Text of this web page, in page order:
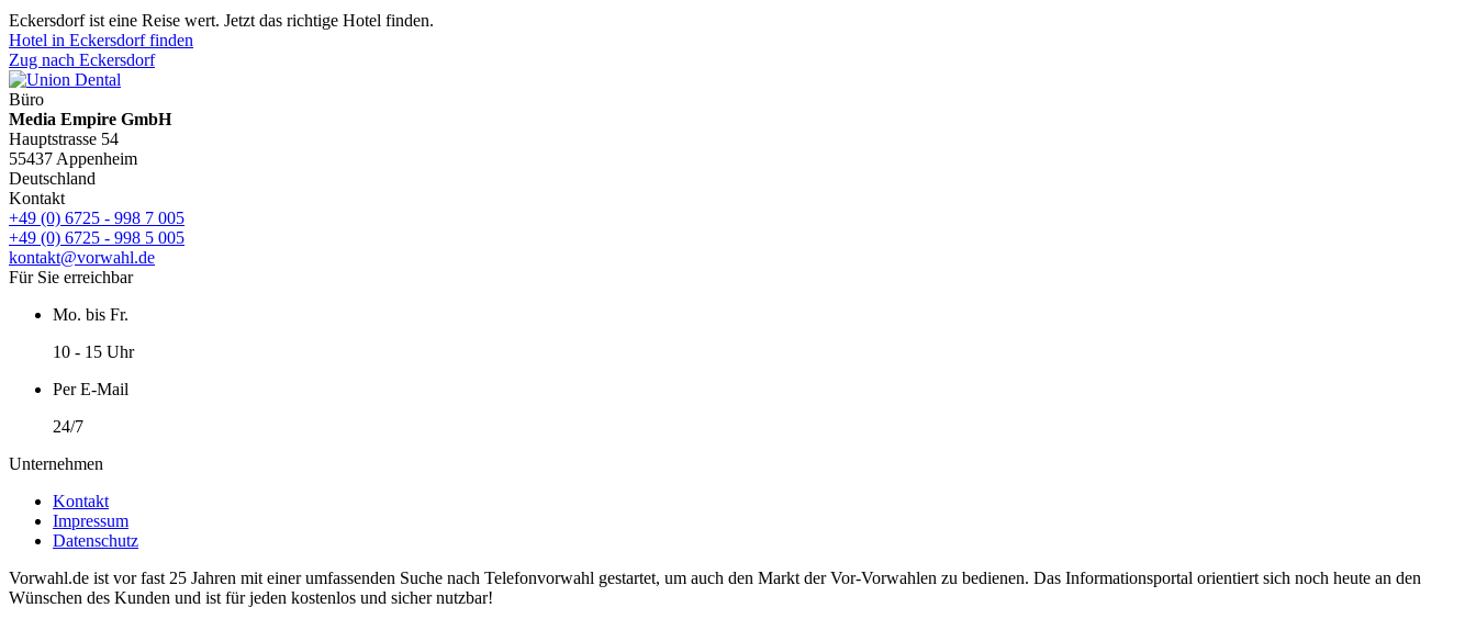
Eckersdorf ist eine Reise wert. Jetzt das richtige Hotel finden.
Hotel in Eckersdorf finden
Zug nach Eckersdorf
Büro
Media Empire GmbH
Hauptstrasse 54
55437 Appenheim
Deutschland
Kontakt
+49 (0) 6725 - 998 7 005
+49 (0) 6725 - 998 5 005
kontakt@vorwahl.de
Für Sie erreichbar
Mo. bis Fr.
10 - 15 Uhr
Per E-Mail
24/7
Unternehmen
Kontakt
Impressum
Datenschutz
Vorwahl.de ist vor fast 25 Jahren mit einer umfassenden Suche nach Telefonvorwahl gestartet, um auch den Markt der Vor-Vorwahlen zu bedienen. Das Informationsportal orientiert sich noch heute an den
Wünschen des Kunden und ist für jeden kostenlos und sicher nutzbar!